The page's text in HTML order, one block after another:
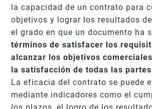
la capacidad de un contrato para
objetivos y lograr los resultados
el grado en que un documento ha
términos de satisfacer los
alcanzar los objetivos
la satisfacción de todas las
La eficacia del contrato se puede
mediante indicadores como el